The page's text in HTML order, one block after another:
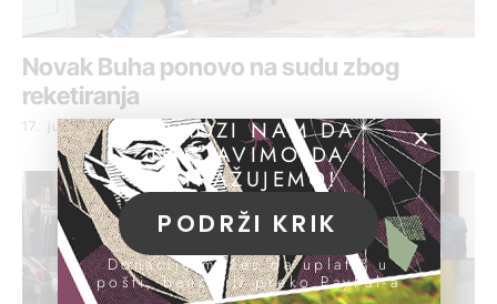
Novak Buha ponovo na sudu zbog
reketiranja
17. jun 2016.
POMOZI NAM DA
NASTAVIMO DA
ISTRAŽUJEMO!
PODRŽI KRIK
Donacije možeš da uplatiš u
pošti, banci ili preko PayPal-a